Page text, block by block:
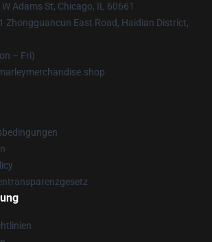
W Adams St, Chicago, IL 60661
Zhongguancun East Road, Haidian District,
– Fri)